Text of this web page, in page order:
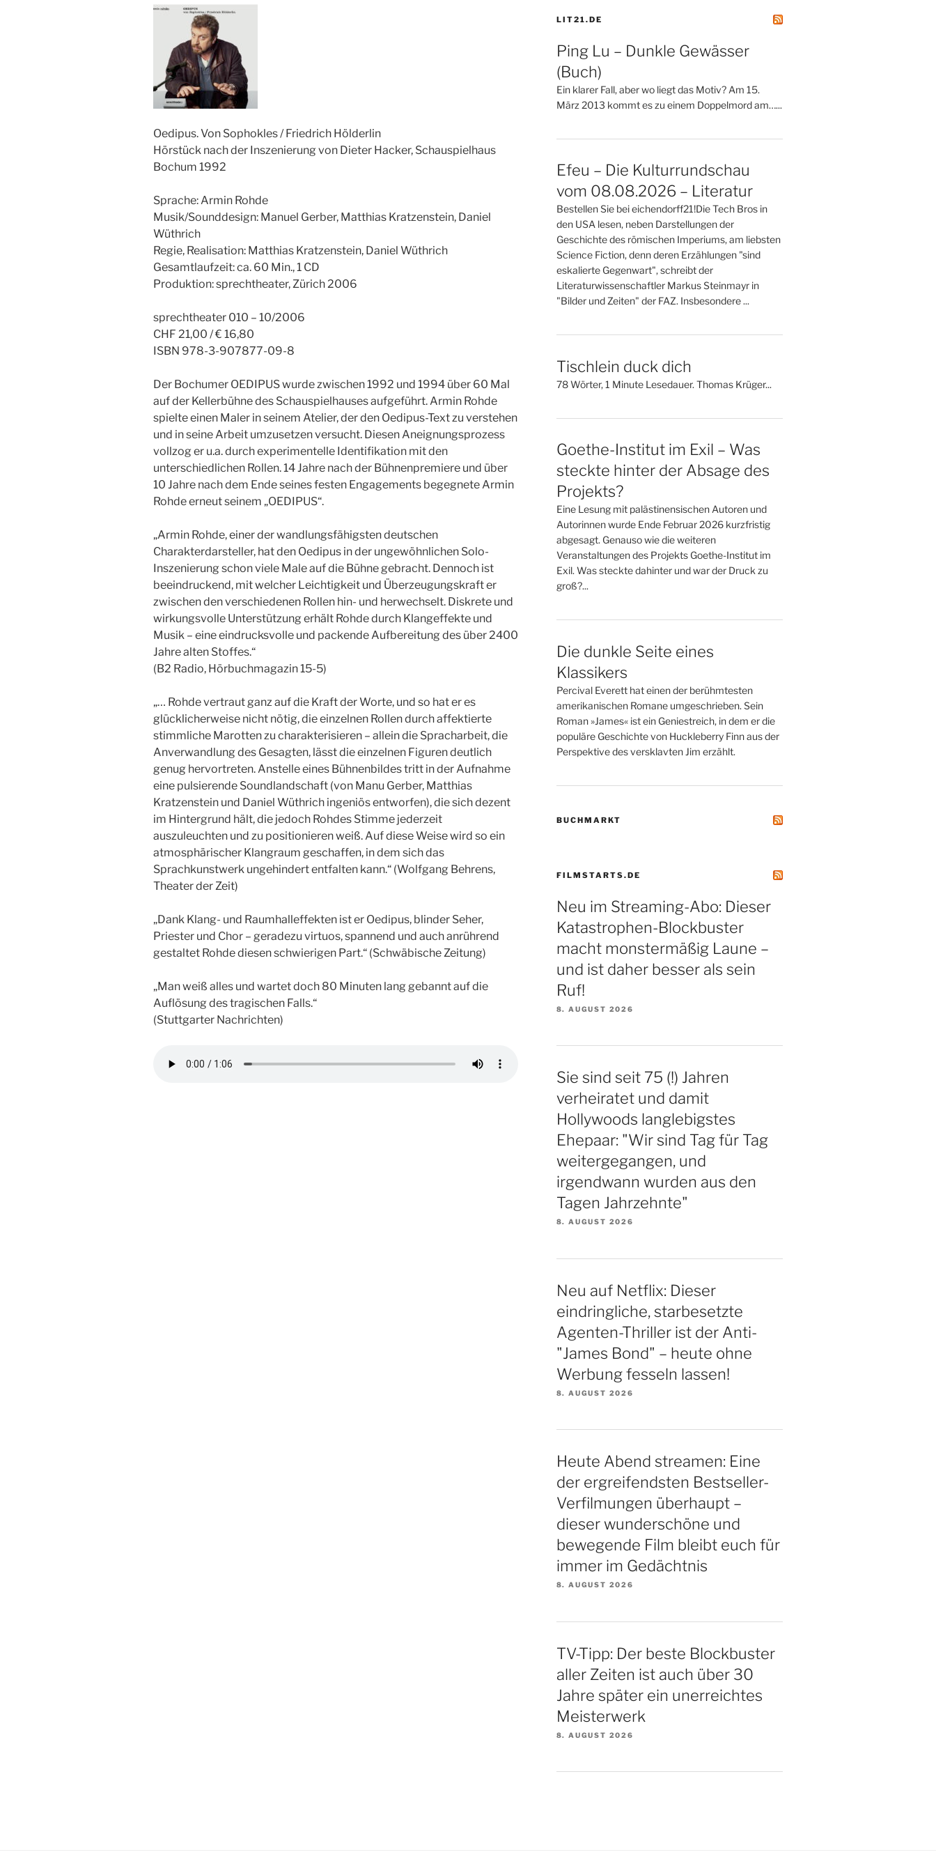
Oedipus. Von Sophokles / Friedrich Hölderlin
Hörstück nach der Inszenierung von Dieter Hacker, Schauspielhaus
Bochum 1992
Sprache: Armin Rohde
Musik/Sounddesign: Manuel Gerber, Matthias Kratzenstein, Daniel
Wüthrich
Regie, Realisation: Matthias Kratzenstein, Daniel Wüthrich
Gesamtlaufzeit: ca. 60 Min., 1 CD
Produktion: sprechtheater, Zürich 2006
sprechtheater 010 – 10/2006
CHF 21,00 / € 16,80
ISBN 978-3-907877-09-8
Der Bochumer OEDIPUS wurde zwischen 1992 und 1994 über 60 Mal
auf der Kellerbühne des Schauspielhauses aufgeführt. Armin Rohde
spielte einen Maler in seinem Atelier, der den Oedipus-Text zu verstehen
und in seine Arbeit umzusetzen versucht. Diesen Aneignungsprozess
vollzog er u.a. durch experimentelle Identifikation mit den
unterschiedlichen Rollen. 14 Jahre nach der Bühnenpremiere und über
10 Jahre nach dem Ende seines festen Engagements begegnete Armin
Rohde erneut seinem „OEDIPUS“.
„Armin Rohde, einer der wandlungsfähigsten deutschen
Charakterdarsteller, hat den Oedipus in der ungewöhnlichen Solo-
Inszenierung schon viele Male auf die Bühne gebracht. Dennoch ist
beeindruckend, mit welcher Leichtigkeit und Überzeugungskraft er
zwischen den verschiedenen Rollen hin- und herwechselt. Diskrete und
wirkungsvolle Unterstützung erhält Rohde durch Klangeffekte und
Musik – eine eindrucksvolle und packende Aufbereitung des über 2400
Jahre alten Stoffes.“
(B2 Radio, Hörbuchmagazin 15-5)
„… Rohde vertraut ganz auf die Kraft der Worte, und so hat er es
glücklicherweise nicht nötig, die einzelnen Rollen durch affektierte
stimmliche Marotten zu charakterisieren – allein die Spracharbeit, die
Anverwandlung des Gesagten, lässt die einzelnen Figuren deutlich
genug hervortreten. Anstelle eines Bühnenbildes tritt in der Aufnahme
eine pulsierende Soundlandschaft (von Manu Gerber, Matthias
Kratzenstein und Daniel Wüthrich ingeniös entworfen), die sich dezent
im Hintergrund hält, die jedoch Rohdes Stimme jederzeit
auszuleuchten und zu positionieren weiß. Auf diese Weise wird so ein
atmosphärischer Klangraum geschaffen, in dem sich das
Sprachkunstwerk ungehindert entfalten kann.“ (Wolfgang Behrens,
Theater der Zeit)
„Dank Klang- und Raumhalleffekten ist er Oedipus, blinder Seher,
Priester und Chor – geradezu virtuos, spannend und auch anrührend
gestaltet Rohde diesen schwierigen Part.“ (Schwäbische Zeitung)
„Man weiß alles und wartet doch 80 Minuten lang gebannt auf die
Auflösung des tragischen Falls.“
(Stuttgarter Nachrichten)
LIT21.DE
Ping Lu – Dunkle Gewässer
(Buch)
Ein klarer Fall, aber wo liegt das Motiv? Am 15.
März 2013 kommt es zu einem Doppelmord am…...
Efeu – Die Kulturrundschau
vom 08.08.2026 – Literatur
Bestellen Sie bei eichendorff21!Die Tech Bros in
den USA lesen, neben Darstellungen der
Geschichte des römischen Imperiums, am liebsten
Science Fiction, denn deren Erzählungen "sind
eskalierte Gegenwart", schreibt der
Literaturwissenschaftler Markus Steinmayr in
"Bilder und Zeiten" der FAZ. Insbesondere ...
Tischlein duck dich
78 Wörter, 1 Minute Lesedauer. Thomas Krüger...
Goethe-Institut im Exil – Was
steckte hinter der Absage des
Projekts?
Eine Lesung mit palästinensischen Autoren und
Autorinnen wurde Ende Februar 2026 kurzfristig
abgesagt. Genauso wie die weiteren
Veranstaltungen des Projekts Goethe-Institut im
Exil. Was steckte dahinter und war der Druck zu
groß?...
Die dunkle Seite eines
Klassikers
Percival Everett hat einen der berühmtesten
amerikanischen Romane umgeschrieben. Sein
Roman »James« ist ein Geniestreich, in dem er die
populäre Geschichte von Huckleberry Finn aus der
Perspektive des versklavten Jim erzählt.
BUCHMARKT
FILMSTARTS.DE
Neu im Streaming-Abo: Dieser
Katastrophen-Blockbuster
macht monstermäßig Laune –
und ist daher besser als sein
Ruf!
8. AUGUST 2026
Sie sind seit 75 (!) Jahren
verheiratet und damit
Hollywoods langlebigstes
Ehepaar: "Wir sind Tag für Tag
weitergegangen, und
irgendwann wurden aus den
Tagen Jahrzehnte"
8. AUGUST 2026
Neu auf Netflix: Dieser
eindringliche, starbesetzte
Agenten-Thriller ist der Anti-
"James Bond" – heute ohne
Werbung fesseln lassen!
8. AUGUST 2026
Heute Abend streamen: Eine
der ergreifendsten Bestseller-
Verfilmungen überhaupt –
dieser wunderschöne und
bewegende Film bleibt euch für
immer im Gedächtnis
8. AUGUST 2026
TV-Tipp: Der beste Blockbuster
aller Zeiten ist auch über 30
Jahre später ein unerreichtes
Meisterwerk
8. AUGUST 2026